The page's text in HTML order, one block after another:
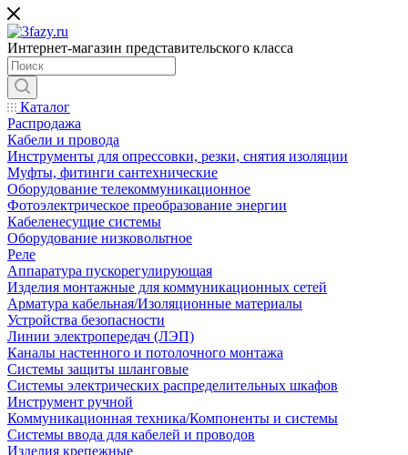
Интернет-магазин представительского класса
Каталог
Распродажа
Кабели и провода
Инструменты для опрессовки, резки, снятия изоляции
Муфты, фитинги сантехнические
Оборудование телекоммуникационное
Фотоэлектрическое преобразование энергии
Кабеленесущие системы
Оборудование низковольтное
Реле
Аппаратура пускорегулирующая
Изделия монтажные для коммуникационных сетей
Арматура кабельная/Изоляционные материалы
Устройства безопасности
Линии электропередач (ЛЭП)
Каналы настенного и потолочного монтажа
Системы защиты шланговые
Системы электрических распределительных шкафов
Инструмент ручной
Коммуникационная техника/Компоненты и системы
Системы ввода для кабелей и проводов
Изделия крепежные